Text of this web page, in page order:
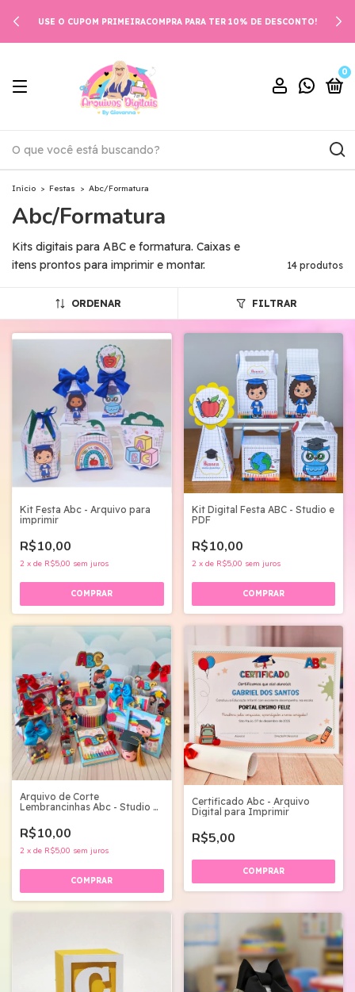
USE O CUPOM PRIMEIRACOMPRA PARA TER 10% DE DESCONTO!
0
Início > Festas > Abc/Formatura
Abc/Formatura
Kits digitais para ABC e formatura. Caixas e
itens prontos para imprimir e montar.
14 produtos
ORDENAR FILTRAR
Kit Festa Abc - Arquivo para
imprimir
R$10,00
2 x de R$5,00 sem juros
Kit Digital Festa ABC - Studio e
PDF
R$10,00
2 x de R$5,00 sem juros
Arquivo de Corte
Lembrancinhas Abc - Studio e
R$10,00
2 x de R$5,00 sem juros
Certificado Abc - Arquivo
Digital para Imprimir
R$5,00